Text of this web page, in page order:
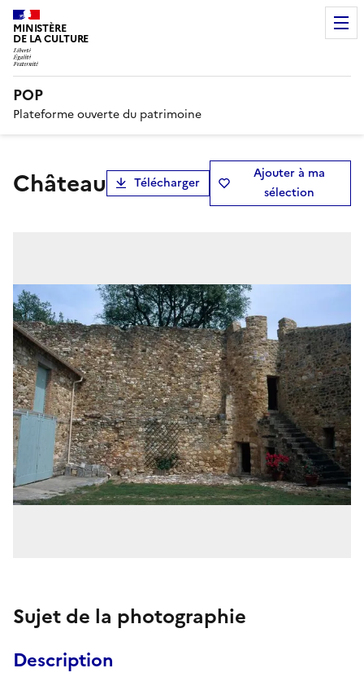
MINISTÈRE
DE LA CULTURE
POP
Plateforme ouverte du patrimoine
château Télécharger
Ajouter à ma
sélection
Sujet de la photographie
Description